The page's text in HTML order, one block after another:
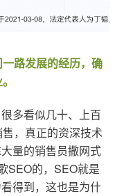
路发展的经历，确
多看似几十、上百
，真正的资深技术
量的销售员撒网式
SEO的，SEO就是
得到，这也是为什